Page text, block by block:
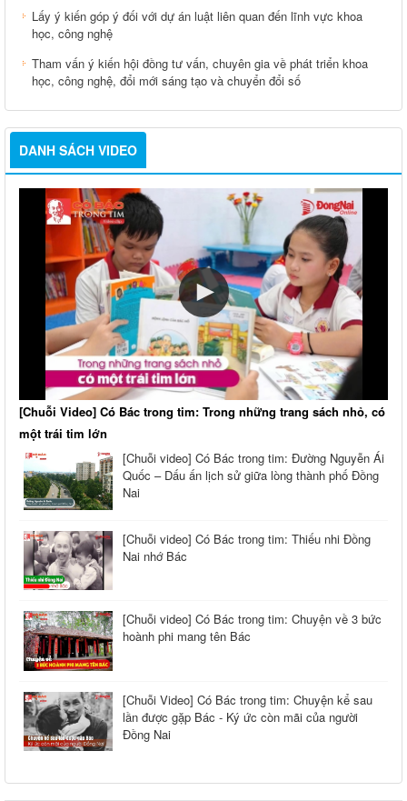
Lấy ý kiến góp ý đối với dự án luật liên quan đến lĩnh vực khoa
học, công nghệ
Tham vấn ý kiến hội đồng tư vấn, chuyên gia về phát triển khoa
học, công nghệ, đổi mới sáng tạo và chuyển đổi số
DANH SÁCH VIDEO
[Chuỗi Video] Có Bác trong tim: Trong những trang sách nhỏ, có
một trái tim lớn
[Chuỗi video] Có Bác trong tim: Đường Nguyễn Ái
Quốc – Dấu ấn lịch sử giữa lòng thành phố Đồng
Nai
[Chuỗi video] Có Bác trong tim: Thiếu nhi Đồng
Nai nhớ Bác
[Chuỗi video] Có Bác trong tim: Chuyện về 3 bức
hoành phi mang tên Bác
[Chuỗi Video] Có Bác trong tim: Chuyện kể sau
lần được gặp Bác - Ký ức còn mãi của người
Đồng Nai